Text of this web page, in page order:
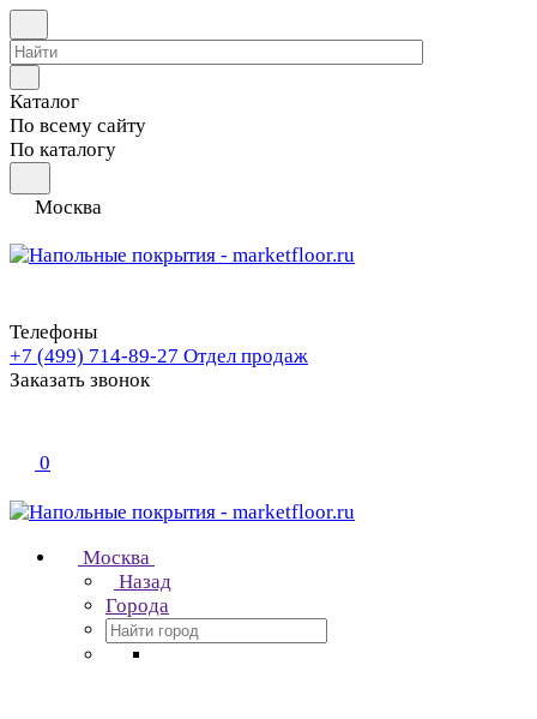
Каталог
По всему сайту
По каталогу
Москва
Телефоны
+7 (499) 714-89-27 Отдел продаж
Заказать звонок
0
Москва
Назад
Города